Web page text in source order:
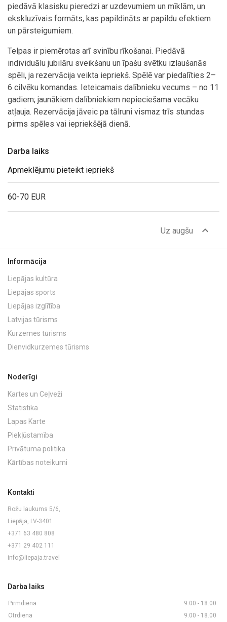
60-70 EUR
Darba laiks
Apmeklējumu pieteikt iepriekš
piedāvā klasisku pieredzi ar uzdevumiem un mīklām, un
ekskluzīvais formāts, kas papildināts ar papildu efektiem
un pārsteigumiem.
Telpas ir piemērotas arī svinību rīkošanai. Piedāvā
individuālu jubilāru sveikšanu un īpašu svētku izlaušanās
spēli, ja rezervācija veikta iepriekš. Spēlē var piedalīties 2–
6 cilvēku komandas. Ieteicamais dalībnieku vecums – no 11
gadiem; jaunākiem dalībniekiem nepieciešama vecāku
atļauja. Rezervācija jāveic pa tālruni vismaz trīs stundas
pirms spēles vai iepriekšējā dienā.
Uz augšu expand_less
Informācija
Liepājas kultūra
Liepājas sports
Liepājas izglītība
Latvijas tūrisms
Kurzemes tūrisms
Dienvidkurzemes tūrisms
Noderīgi
Kartes un Ceļveži
Statistika
Lapas Karte
Piekļūstamība
Privātuma politika
Kārtības noteikumi
Kontakti
Rožu laukums 5/6,
Liepāja, LV-3401
+371 63 480 808
+371 29 402 111
info@liepaja.travel
Darba laiks
Pirmdiena
9.00 - 18.00
Otrdiena
9.00 - 18.00